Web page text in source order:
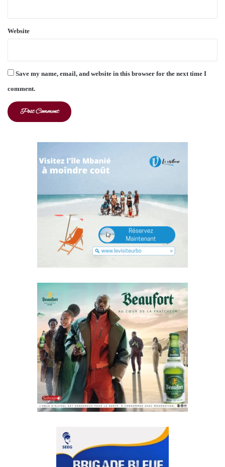
Website
Save my name, email, and website in this browser for the next time I
comment.